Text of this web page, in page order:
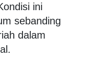
ini
sebanding
dalam